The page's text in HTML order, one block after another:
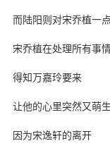
而陆阳则对宋乔植一
宋乔植在处理所有事
得知万嘉玲要来
让他的心里突然又萌
因为宋逸轩的离开